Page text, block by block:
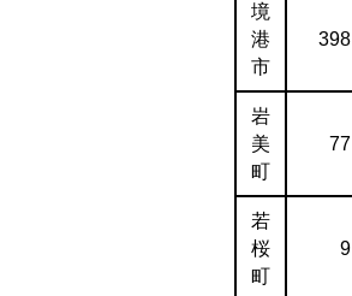
境
港
市
398
岩
美
町
77
若
桜
町
9